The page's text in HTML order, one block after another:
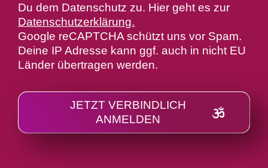
Du dem Datenschutz zu. Hier geht es zur
Datenschutzerklärung.
Google reCAPTCHA schützt uns vor Spam.
Deine IP Adresse kann ggf. auch in nicht EU
Länder übertragen werden.
JETZT VERBINDLICH
ANMELDEN